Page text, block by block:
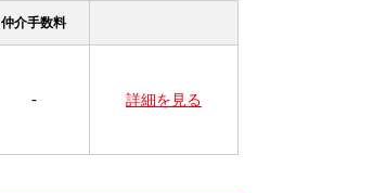
仲介手数料
- 詳細を見る